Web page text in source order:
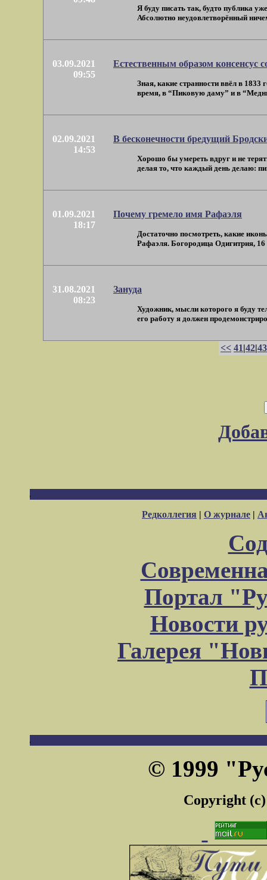
Я буду писать так, будто публика
Абсолютно неудовлетворённый
03.09.2021
09:55
Естественным образом консенсус
Зная, какие странности ввёл в
время, в “Пиковую даму” и в
02.09.2021
14:53
В бесконечности бредущий
Хорошо бы умереть вдруг и не
делая то, что каждый день делаю:
01.09.2021
18:17
Почему гремело имя Рафаэля
Достаточно посмотреть, какие
Рафаэля. Богородица Одигитрия,
31.08.2021
08:23
Зануда
Художник, мысли которого я буду
его работу я должен
<< 41|42|43
Редколлегия | О журнале |
Портал
Новости
Галерея
© 1999
Copyright